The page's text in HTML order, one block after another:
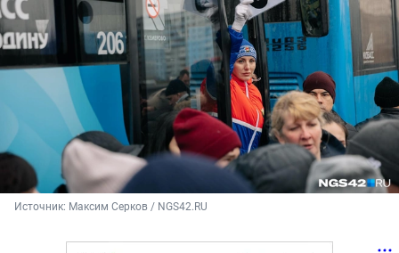
Источник: Максим Серков / NGS42.RU